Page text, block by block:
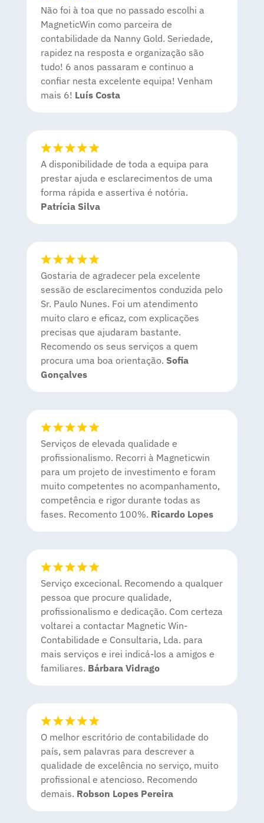
Não foi à toa que no passado escolhi a
MagneticWin como parceira de
contabilidade da Nanny Gold. Seriedade,
rapidez na resposta e organização são
tudo! 6 anos passaram e continuo a
confiar nesta excelente equipa! Venham
mais 6! Luís Costa
A disponibilidade de toda a equipa para
prestar ajuda e esclarecimentos de uma
forma rápida e assertiva é notória.
Patrícia Silva
Gostaria de agradecer pela excelente
sessão de esclarecimentos conduzida pelo
Sr. Paulo Nunes. Foi um atendimento
muito claro e eficaz, com explicações
precisas que ajudaram bastante.
Recomendo os seus serviços a quem
procura uma boa orientação. Sofia
Gonçalves
Serviços de elevada qualidade e
profissionalismo. Recorri à Magneticwin
para um projeto de investimento e foram
muito competentes no acompanhamento,
competência e rigor durante todas as
fases. Recomento 100%. Ricardo Lopes
Serviço excecional. Recomendo a qualquer
pessoa que procure qualidade,
profissionalismo e dedicação. Com certeza
voltarei a contactar Magnetic Win-
Contabilidade e Consultaria, Lda. para
mais serviços e irei indicá-los a amigos e
familiares. Bárbara Vidrago
O melhor escritório de contabilidade do
país, sem palavras para descrever a
qualidade de excelência no serviço, muito
profissional e atencioso. Recomendo
demais. Robson Lopes Pereira